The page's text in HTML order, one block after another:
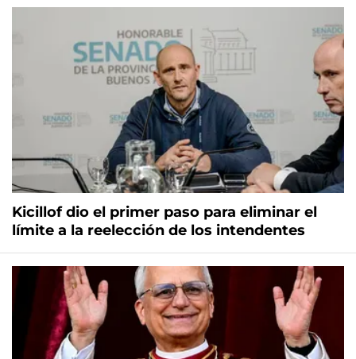
Kicillof dio el primer paso para eliminar el
límite a la reelección de los intendentes